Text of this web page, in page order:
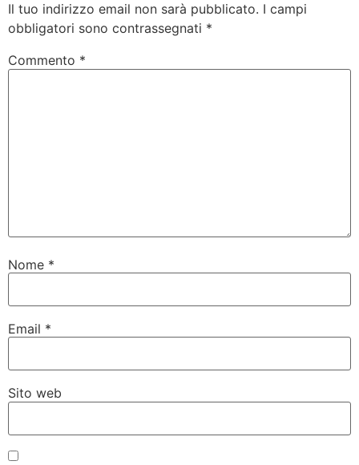
Il tuo indirizzo email non sarà pubblicato. I campi
obbligatori sono contrassegnati *
Commento *
Nome *
Email *
Sito web